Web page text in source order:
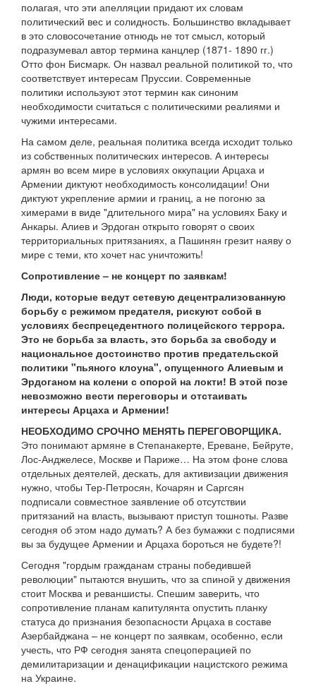
полагая, что эти апелляции придают их словам
политический вес и солидность. Большинство вкладывает
в это словосочетание отнюдь не тот смысл, который
подразумевал автор термина канцлер (1871- 1890 гг.)
Отто фон Бисмарк. Он назвал реальной политикой то, что
соответствует интересам Пруссии. Современные
политики используют этот термин как синоним
необходимости считаться с политическими реалиями и
чужими интересами.
На самом деле, реальная политика всегда исходит только
из собственных политических интересов. А интересы
армян во всем мире в условиях оккупации Арцаха и
Армении диктуют необходимость консолидации! Они
диктуют укрепление армии и границ, а не погоню за
химерами в виде "длительного мира" на условиях Баку и
Анкары. Алиев и Эрдоган открыто говорят о своих
территориальных притязаниях, а Пашинян грезит наяву о
мире с теми, кто хочет нас уничтожить!
Сопротивление – не концерт по заявкам!
Люди, которые ведут сетевую децентрализованную
борьбу с режимом предателя, рискуют собой в
условиях беспрецедентного полицейского террора.
Это не борьба за власть, это борьба за свободу и
национальное достоинство против предательской
политики "пьяного клоуна", опущенного Алиевым и
Эрдоганом на колени с опорой на локти! В этой позе
невозможно вести переговоры и отстаивать
интересы Арцаха и Армении!
НЕОБХОДИМО СРОЧНО МЕНЯТЬ ПЕРЕГОВОРЩИКА.
Это понимают армяне в Степанакерте, Ереване, Бейруте,
Лос-Анджелесе, Москве и Париже… На этом фоне слова
отдельных деятелей, дескать, для активизации движения
нужно, чтобы Тер-Петросян, Кочарян и Саргсян
подписали совместное заявление об отсутствии
притязаний на власть, вызывают приступ тошноты. Разве
сегодня об этом надо думать? А без бумажки с подписями
вы за будущее Армении и Арцаха бороться не будете?!
Сегодня "гордым гражданам страны победившей
революции" пытаются внушить, что за спиной у движения
стоит Москва и реваншисты. Спешим заверить, что
сопротивление планам капитулянта опустить планку
статуса до признания безопасности Арцаха в составе
Азербайджана – не концерт по заявкам, особенно, если
учесть, что РФ сегодня занята спецоперацией по
демилитаризации и денацификации нацистского режима
на Украине.